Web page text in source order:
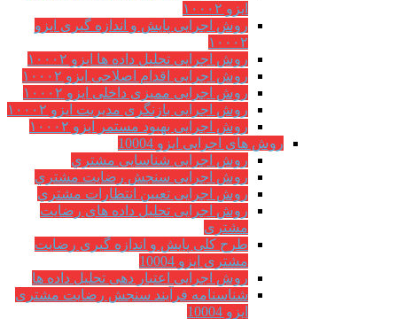
روش اجرایی پایش و اندازه گیری ایزو
۱۰۰۰۲
روش اجرایی تحلیل داده ها ایزو ۱۰۰۰۲
روش اجرایی اقدام اصلاحی ایزو ۱۰۰۰۲
روش اجرایی ممیزی داخلی ایزو ۱۰۰۰۲
روش اجرایی بازنگری مدیریت ایزو ۱۰۰۰۲
روش اجرایی بهبود مستمر ایزو ۱۰۰۰۲
روش های اجرایی ایزو 10004
روش اجرایی شناسایی مشتري
روش اجرایی سنجش رضایت مشتري
روش اجرایی تعیین انتظارات مشتري
روش اجرایی تحلیل داده های رضایت
مشتری
طرح کلی پایش و اندازه گیری رضایت
مشتری ایزو 10004
روش اجرایی اعتبار دهی تحلیل داده ها
شناسنامه فرآیند سنجش رضایت مشتری